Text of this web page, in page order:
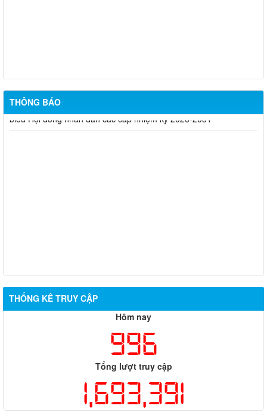
THÔNG BÁO
Thông báo về ngày bầu cử đại biểu Quốc hội khóa XVI và đại
biểu Hội đồng nhân dân các cấp nhiệm kỳ 2026-2031
THỐNG KÊ TRUY CẬP
Hôm nay
996
Tổng lượt truy cập
1,693,391